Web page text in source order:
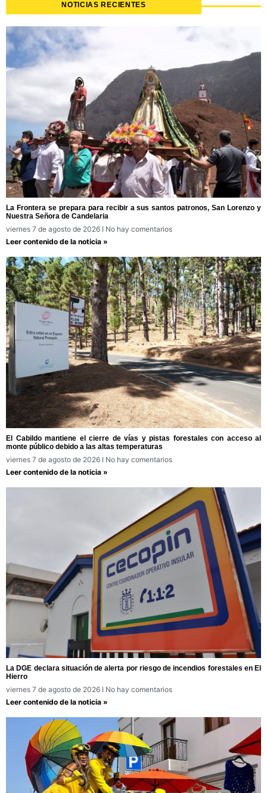
NOTICIAS RECIENTES
La Frontera se prepara para recibir a sus santos patronos, San Lorenzo y
Nuestra Señora de Candelaria
viernes 7 de agosto de 2026
No hay comentarios
Leer contenido de la noticia »
El Cabildo mantiene el cierre de vías y pistas forestales con acceso al
monte público debido a las altas temperaturas
viernes 7 de agosto de 2026
No hay comentarios
Leer contenido de la noticia »
La DGE declara situación de alerta por riesgo de incendios forestales en El
Hierro
viernes 7 de agosto de 2026
No hay comentarios
Leer contenido de la noticia »